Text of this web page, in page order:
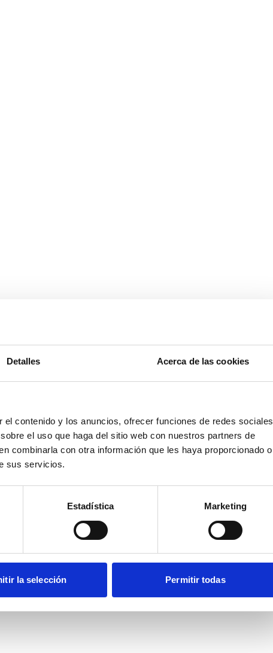
Detalles Acerca de las cookies
contenido y los anuncios, ofrecer funciones de redes sociales
el uso que haga del sitio web con nuestros partners de
combinarla con otra información que les haya proporcionado o
sus servicios.
Estadística Marketing
la selección Permitir todas